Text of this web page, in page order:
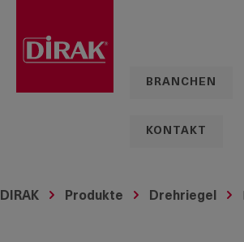
BRANCHEN
KONTAKT
DIRAK Produkte Drehriegel